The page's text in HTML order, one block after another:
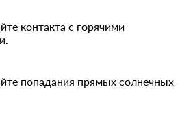
контакта с горячими
попадания прямых солнечных